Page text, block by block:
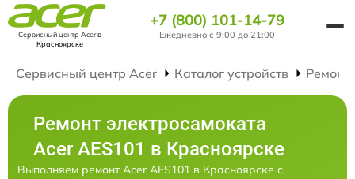
Сервисный центр Acerв
Красноярске
+7 (800) 101-14-79
Ежедневно с 9:00 до 21:00
Сервисный центр Acer Каталог устройств Ремонт
Ремонт электросамоката
Acer AES101 в Красноярске
Выполняем ремонт Acer AES101 в Красноярске с